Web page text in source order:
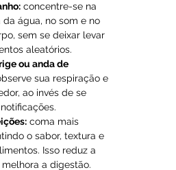
concentre-se na
água, no som e no
sem se deixar levar
aleatórios.
ou anda de
sua respiração e
ao invés de se
coma mais
o sabor, textura e
Isso reduz a
a digestão.